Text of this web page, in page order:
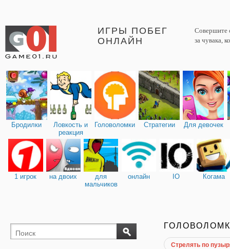
ИГРЫ ПОБЕГ
ОНЛАЙН
Совершите
за чувака,
Бродилки
Ловкость и
реакция
Головоломки Стратегии Для девочек
1 игрок на двоих
для
мальчиков
онлайн IO Когама
Стрелять по